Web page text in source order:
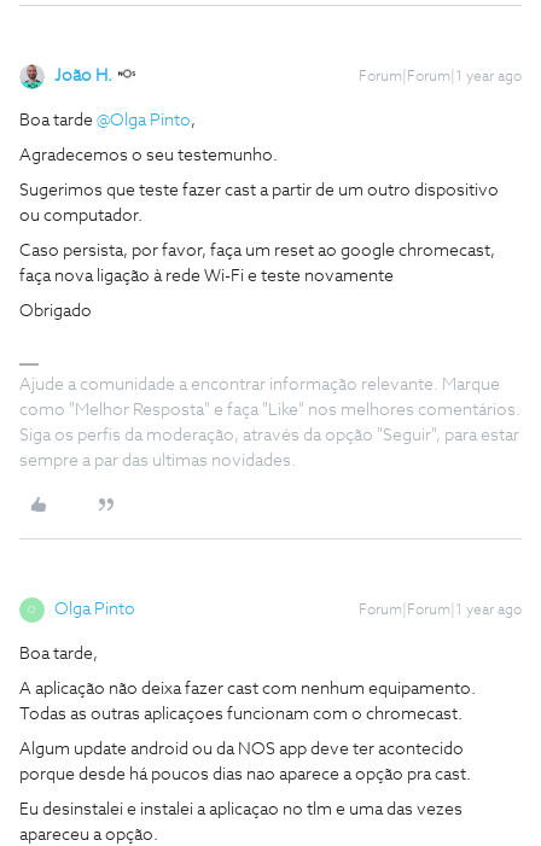
João H. Forum|Forum|1 year ago
Boa tarde @Olga Pinto,
Agradecemos o seu testemunho.
Sugerimos que teste fazer cast a partir de um outro dispositivo
ou computador.
Caso persista, por favor, faça um reset ao google chromecast,
faça nova ligação à rede Wi-Fi e teste novamente
Obrigado
Ajude a comunidade a encontrar informação relevante. Marque
como "Melhor Resposta" e faça "Like" nos melhores comentários.
Siga os perfis da moderação, através da opção "Seguir", para estar
sempre a par das ultimas novidades.
O Olga Pinto Forum|Forum|1 year ago
Boa tarde,
A aplicação não deixa fazer cast com nenhum equipamento.
Todas as outras aplicaçoes funcionam com o chromecast.
Algum update android ou da NOS app deve ter acontecido
porque desde há poucos dias nao aparece a opção pra cast.
Eu desinstalei e instalei a aplicaçao no tlm e uma das vezes
apareceu a opção.